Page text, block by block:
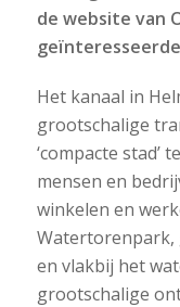
de website van
Het kanaal in
grootschalige
‘compacte stad’
mensen en
winkelen en
Watertorenpark,
en vlakbij het
grootschalige